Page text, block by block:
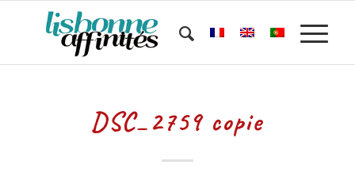
DSC_2759 copie